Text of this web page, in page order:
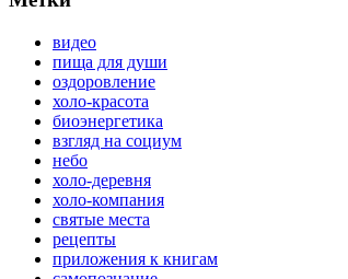
видео
пища для души
оздоровление
холо-красота
биоэнергетика
взгляд на социум
небо
холо-деревня
холо-компания
святые места
рецепты
приложения к книгам